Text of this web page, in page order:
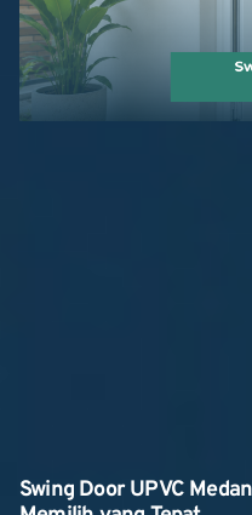
Swing Door UPVC